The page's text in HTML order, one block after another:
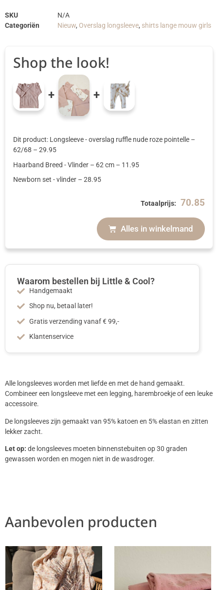
SKU
N/A
Categoriën
Nieuw, Overslag longsleeve, shirts lange mouw girls
Shop the look!
+ +
Totaalprijs: 70.85
Alles in winkelmand
Dit product: Longsleeve - overslag ruffle nude roze pointelle –
62/68 – 29.95
Haarband Breed - Vlinder – 62 cm – 11.95
Newborn set - vlinder – 28.95
Waarom bestellen bij Little & Cool?
Handgemaakt
Shop nu, betaal later!
Gratis verzending vanaf € 99,-
Klantenservice
Alle longsleeves worden met liefde en met de hand gemaakt.
Combineer een longsleeve met een legging, harembroekje of een leuke
accessoire.
De longsleeves zijn gemaakt van 95% katoen en 5% elastan en zitten
lekker zacht.
Let op: de longsleeves moeten binnenstebuiten op 30 graden
gewassen worden en mogen niet in de wasdroger.
Aanbevolen producten